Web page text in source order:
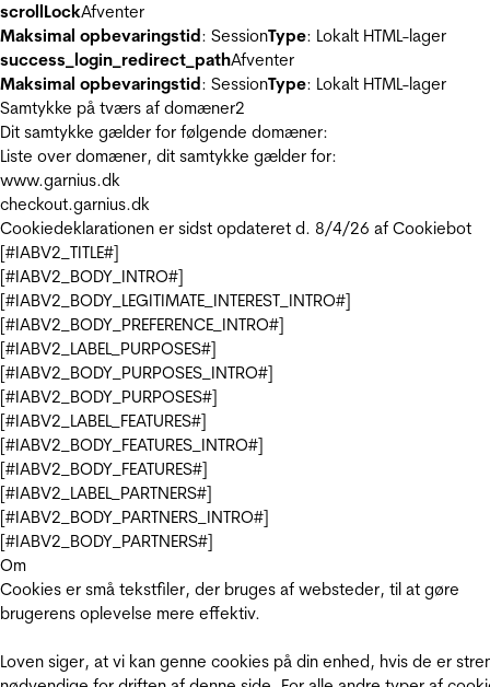
scrollLockAfventer
Maksimal opbevaringstid: SessionType: Lokalt HTML-lager
success_login_redirect_pathAfventer
Maksimal opbevaringstid: SessionType: Lokalt HTML-lager
Samtykke på tværs af domæner2
Dit samtykke gælder for følgende domæner:
Liste over domæner, dit samtykke gælder for:
www.garnius.dk
checkout.garnius.dk
Cookiedeklarationen er sidst opdateret d. 8/4/26 af Cookiebot
[#IABV2_TITLE#]
[#IABV2_BODY_INTRO#]
[#IABV2_BODY_LEGITIMATE_INTEREST_INTRO#]
[#IABV2_BODY_PREFERENCE_INTRO#]
[#IABV2_LABEL_PURPOSES#]
[#IABV2_BODY_PURPOSES_INTRO#]
[#IABV2_BODY_PURPOSES#]
[#IABV2_LABEL_FEATURES#]
[#IABV2_BODY_FEATURES_INTRO#]
[#IABV2_BODY_FEATURES#]
[#IABV2_LABEL_PARTNERS#]
[#IABV2_BODY_PARTNERS_INTRO#]
[#IABV2_BODY_PARTNERS#]
Om
Cookies er små tekstfiler, der bruges af websteder, til at gøre
brugerens oplevelse mere effektiv.
Loven siger, at vi kan genne cookies på din enhed, hvis de er